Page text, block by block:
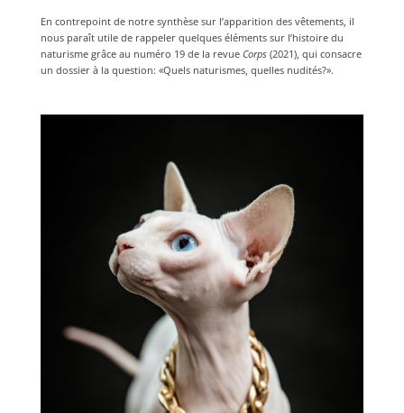
En contrepoint de notre synthèse sur l’apparition des vêtements, il
nous paraît utile de rappeler quelques éléments sur l’histoire du
naturisme grâce au numéro 19 de la revue Corps(2021), qui consacre
un dossier à la question: «Quels naturismes, quelles nudités?».